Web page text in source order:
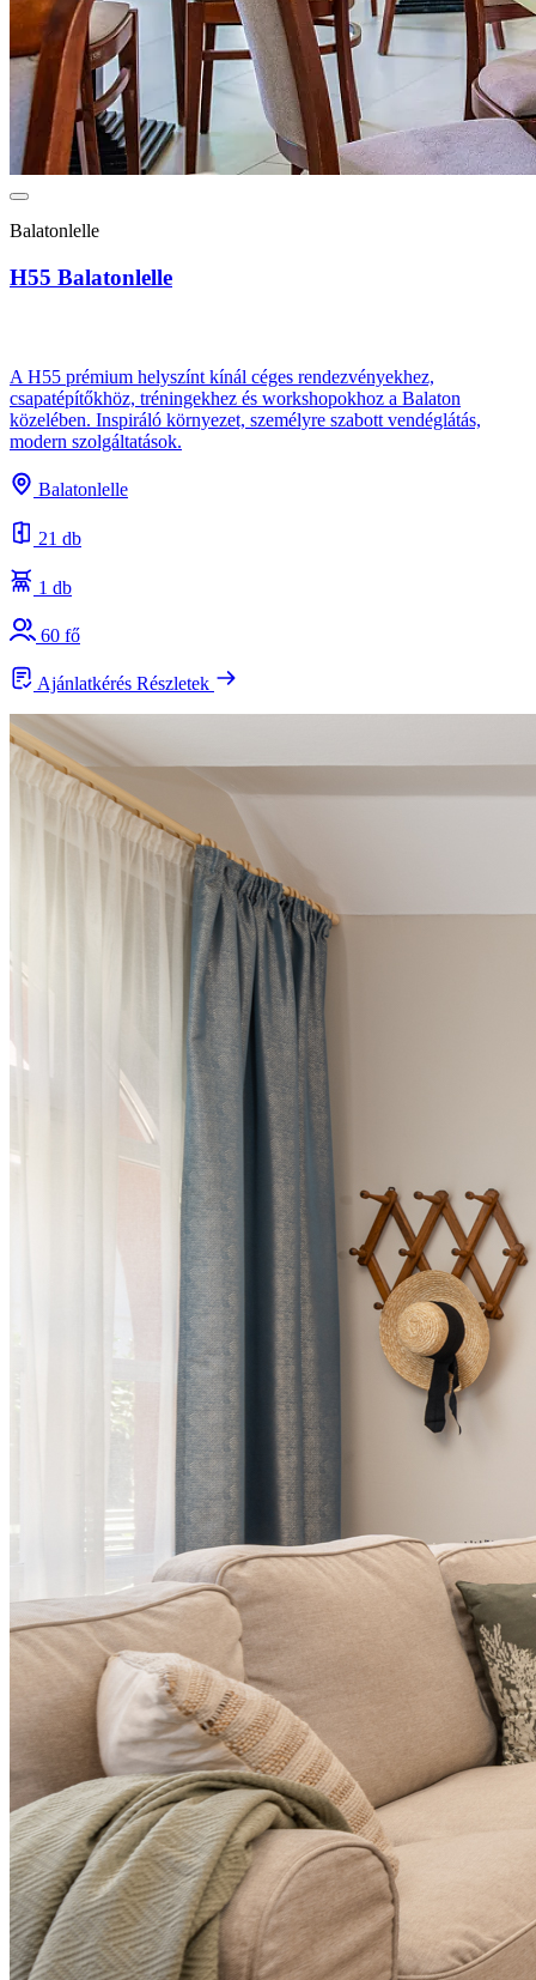
Balatonlelle
H55 Balatonlelle
A H55 prémium helyszínt kínál céges rendezvényekhez,
csapatépítőkhöz, tréningekhez és workshopokhoz a Balaton
közelében. Inspiráló környezet, személyre szabott vendéglátás,
modern szolgáltatások.
Balatonlelle
21 db
1 db
60 fő
Ajánlatkérés Részletek